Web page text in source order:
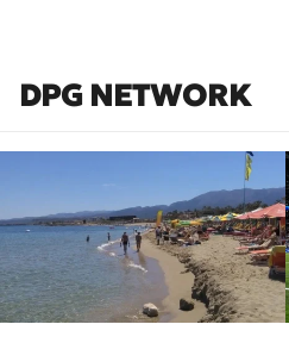
DPG NETWORK